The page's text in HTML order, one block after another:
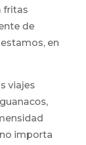
fritas
de
en
viajes
importa